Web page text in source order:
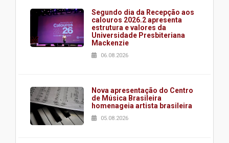
Segundo dia da Recepção aos
calouros 2026.2 apresenta
estrutura e valores da
Universidade Presbiteriana
Mackenzie
06.08.2026
Nova apresentação do Centro
de Música Brasileira
homenageia artista brasileira
05.08.2026